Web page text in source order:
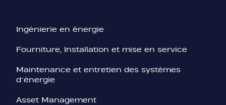
Ingénierie en énergie
Fourniture, Installation et mise en service
Maintenance et entretien des systèmes
d’énergie
Asset Management